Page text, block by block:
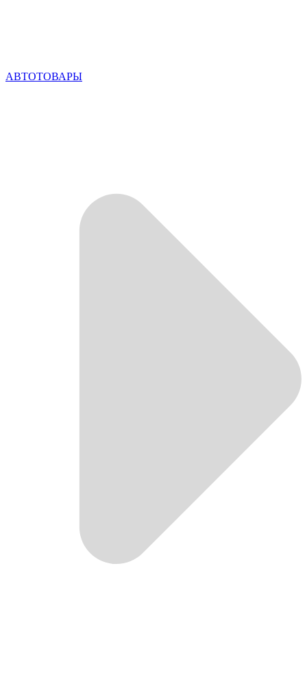
АВТОТОВАРЫ